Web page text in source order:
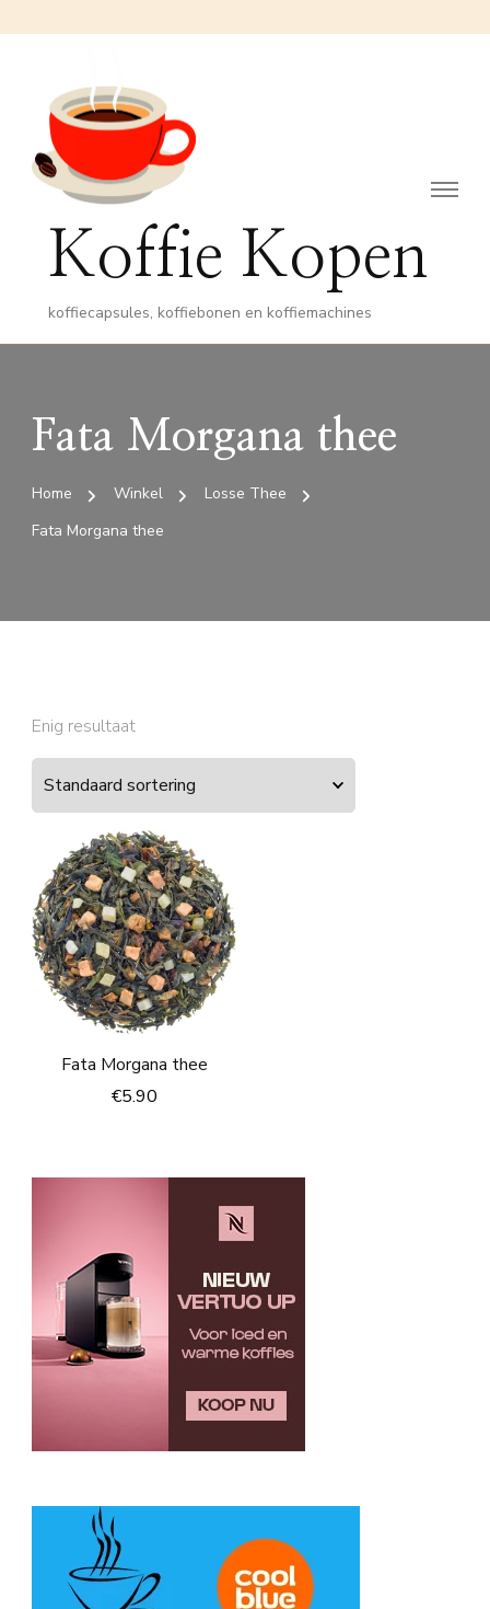
Koffie Kopen
koffiecapsules, koffiebonen en koffiemachines
Fata Morgana thee
Home Winkel
Losse Thee
Fata Morgana thee
Enig resultaat
Fata Morgana thee
€5.90